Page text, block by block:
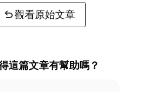
觀看原始文章
這篇文章有幫助嗎？